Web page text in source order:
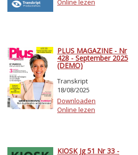
Online lezen
PLUS MAGAZINE - Nr
428 - September 2025
(DEMO)
Transkript
18/08/2025
Downloaden
Online lezen
KIOSK Jg 51 Nr 33 -